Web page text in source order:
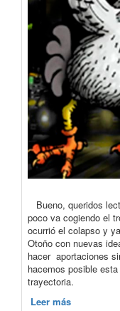
Bueno, queridos
poco va cogiendo el
ocurrió el colapso y
Otoño con nuevas
hacer aportaciones
hacemos posible
trayectoria.
Leer más